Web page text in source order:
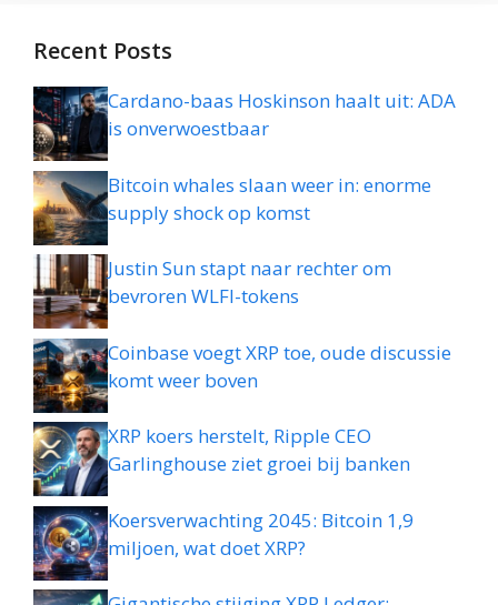
Recent Posts
Cardano-baas Hoskinson haalt uit: ADA
is onverwoestbaar
Bitcoin whales slaan weer in: enorme
supply shock op komst
Justin Sun stapt naar rechter om
bevroren WLFI-tokens
Coinbase voegt XRP toe, oude discussie
komt weer boven
XRP koers herstelt, Ripple CEO
Garlinghouse ziet groei bij banken
Koersverwachting 2045: Bitcoin 1,9
miljoen, wat doet XRP?